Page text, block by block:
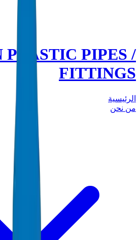
PLASTIC PIPES /
FITTINGS
الرئيسية
من نحن